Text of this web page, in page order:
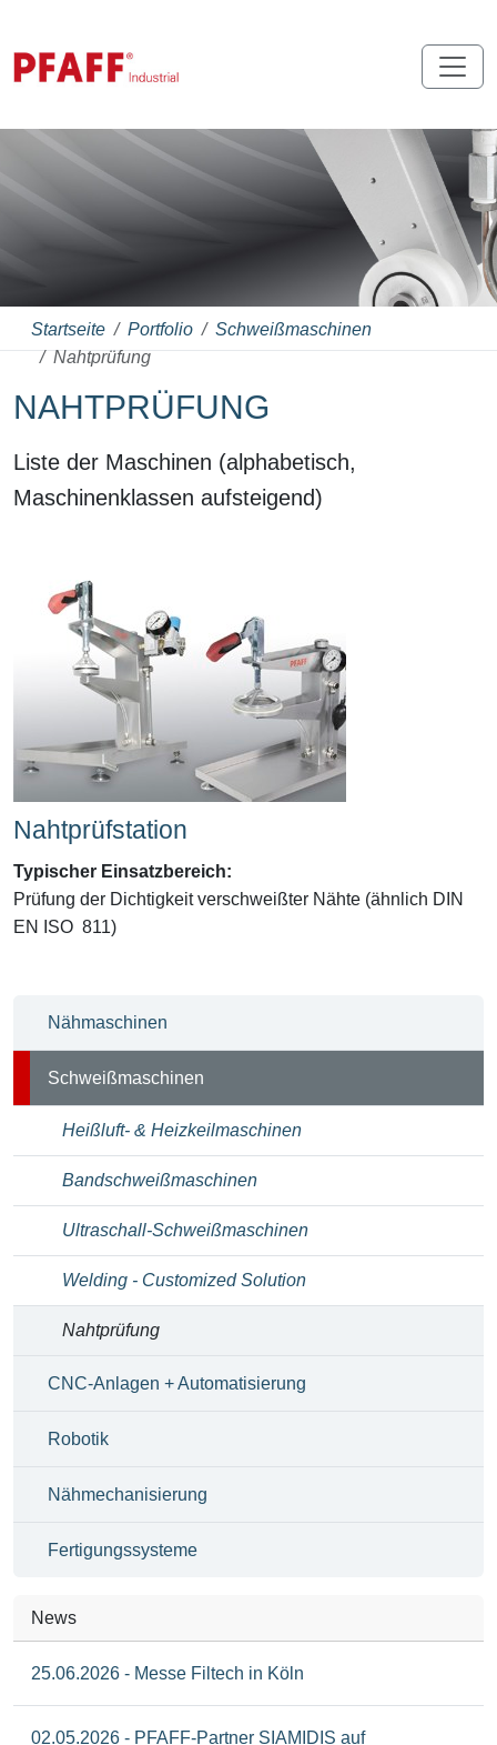
Startseite Portfolio
Schweißmaschinen
Nahtprüfung
NAHTPRÜFUNG
Liste der Maschinen (alphabetisch,
Maschinenklassen aufsteigend)
Nahtprüfstation
Typischer Einsatzbereich:
Prüfung der Dichtigkeit verschweißter Nähte (ähnlich DIN
EN ISO 811)
Nähmaschinen
Schweißmaschinen
Heißluft- & Heizkeilmaschinen
Bandschweißmaschinen
Ultraschall-Schweißmaschinen
Welding - Customized Solution
Nahtprüfung
CNC-Anlagen + Automatisierung
Robotik
Nähmechanisierung
Fertigungssysteme
News
25.06.2026 - Messe Filtech in Köln
02.05.2026 - PFAFF-Partner SIAMIDIS auf